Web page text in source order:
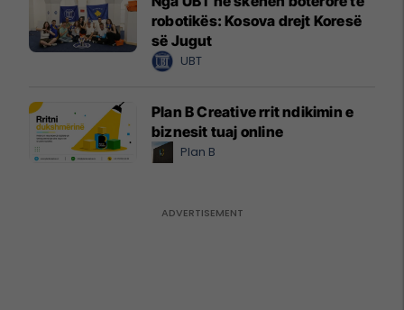
robotikës: Kosova drejt Koresë
së Jugut
UBT
Plan B Creative rrit ndikimin e
biznesit tuaj online
Plan B